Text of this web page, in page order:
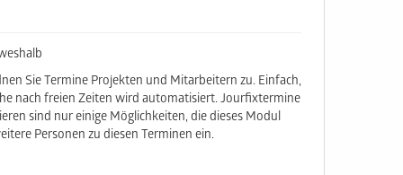
Sie Termine Projekten und Mitarbeitern zu. Einfach,
nach freien Zeiten wird automatisiert. Jourfixtermine
sind nur einige Möglichkeiten, die dieses Modul
Personen zu diesen Terminen ein.